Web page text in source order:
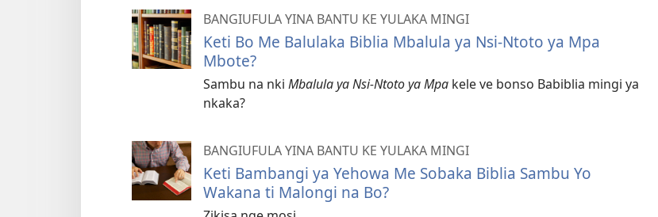
BANGIUFULA YINA BANTU KE YULAKA MINGI
Keti Bo Me Balulaka Biblia Mbalula ya Nsi-Ntoto ya Mpa
Mbote?
Sambu na nki Mbalula ya Nsi-Ntoto ya Mpa kele ve bonso Babiblia mingi ya
nkaka?
BANGIUFULA YINA BANTU KE YULAKA MINGI
Keti Bambangi ya Yehowa Me Sobaka Biblia Sambu Yo
Wakana ti Malongi na Bo?